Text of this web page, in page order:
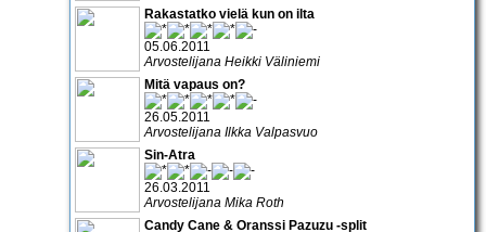
Rakastatko vielä kun on ilta
05.06.2011
Arvostelijana Heikki Väliniemi
Mitä vapaus on?
26.05.2011
Arvostelijana Ilkka Valpasvuo
Sin-Atra
26.03.2011
Arvostelijana Mika Roth
Candy Cane & Oranssi Pazuzu -split